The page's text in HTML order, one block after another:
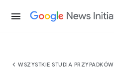
menu
chevron_left WSZYSTKIE STUDIA PRZYPADKÓW